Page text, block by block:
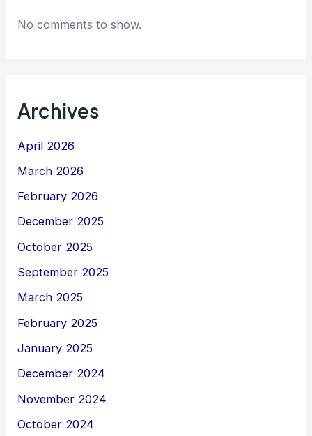
No comments to show.
Archives
April 2026
March 2026
February 2026
December 2025
October 2025
September 2025
March 2025
February 2025
January 2025
December 2024
November 2024
October 2024